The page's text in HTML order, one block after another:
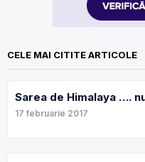
CELE MAI CITITE ARTICOLE
Sarea de Himalaya ….
17 februarie 2017